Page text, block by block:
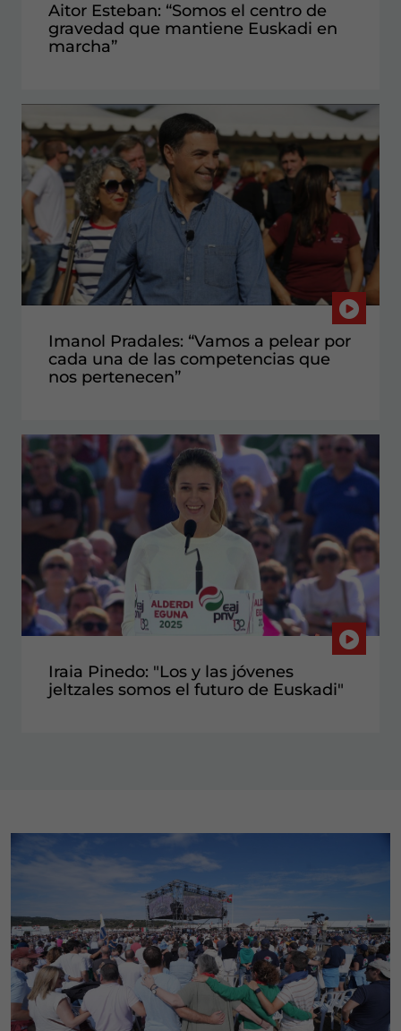
Aitor Esteban: “Somos el centro de
gravedad que mantiene Euskadi en
marcha”
Imanol Pradales: “Vamos a pelear por
cada una de las competencias que
nos pertenecen”
Iraia Pinedo: "Los y las jóvenes
jeltzales somos el futuro de Euskadi"